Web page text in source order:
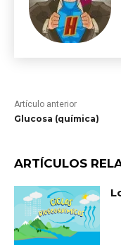
Artículo anterior
Glucosa (química)
ARTÍCULOS